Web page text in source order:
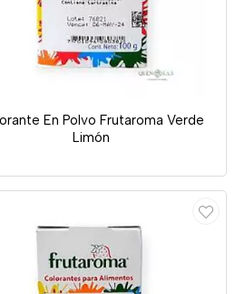
En Polvo Frutaroma Verde
Limón